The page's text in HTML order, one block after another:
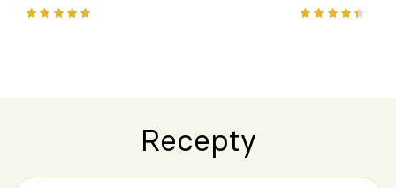
chuťovka z grilu
Recepty